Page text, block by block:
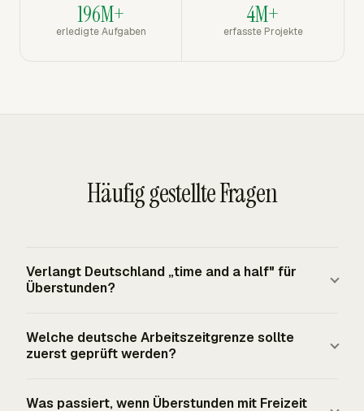
196M+
erledigte Aufgaben
4M+
erfasste Projekte
Häufig gestellte Fragen
Verlangt Deutschland „time and a half" für
Überstunden?
Überstundenzuschlag von 1,5x oder 2x fest.
Überstundenvergütung oder Freizeitausgleich wird
oder die Betriebsvereinbarung geregelt. § 612 BGB kann
Welche deutsche Arbeitszeitgrenze sollte
zuerst geprüft werden?
Was passiert, wenn Überstunden mit Freizeit